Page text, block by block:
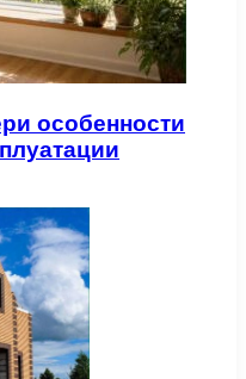
особенности